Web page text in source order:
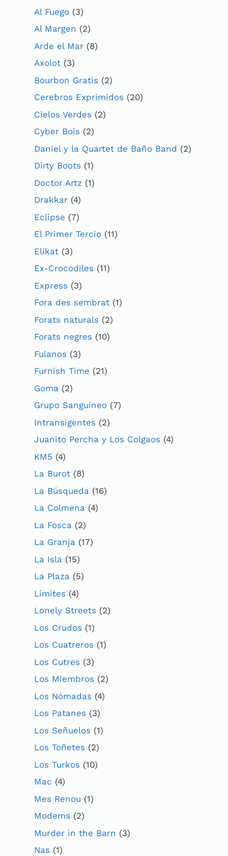
Al Fuego (3)
Al Margen (2)
Arde el Mar (8)
Axolot (3)
Bourbon Gratis (2)
Cerebros Exprimidos (20)
Cielos Verdes (2)
Cyber Bois (2)
Daniel y la Quartet de Baño Band (2)
Dirty Boots (1)
Doctor Artz (1)
Drakkar (4)
Eclipse (7)
El Primer Tercio (11)
Elikat (3)
Ex-Crocodiles (11)
Express (3)
Fora des sembrat (1)
Forats naturals (2)
Forats negres (10)
Fulanos (3)
Furnish Time (21)
Goma (2)
Grupo Sanguineo (7)
Intransigentes (2)
Juanito Percha y Los Colgaos (4)
KM5 (4)
La Burot (8)
La Búsqueda (16)
La Colmena (4)
La Fosca (2)
La Granja (17)
La Isla (15)
La Plaza (5)
Límites (4)
Lonely Streets (2)
Los Crudos (1)
Los Cuatreros (1)
Los Cutres (3)
Los Miembros (2)
Los Nómadas (4)
Los Patanes (3)
Los Señuelos (1)
Los Toñetes (2)
Los Turkos (10)
Mac (4)
Mes Renou (1)
Modems (2)
Murder in the Barn (3)
Nas (1)